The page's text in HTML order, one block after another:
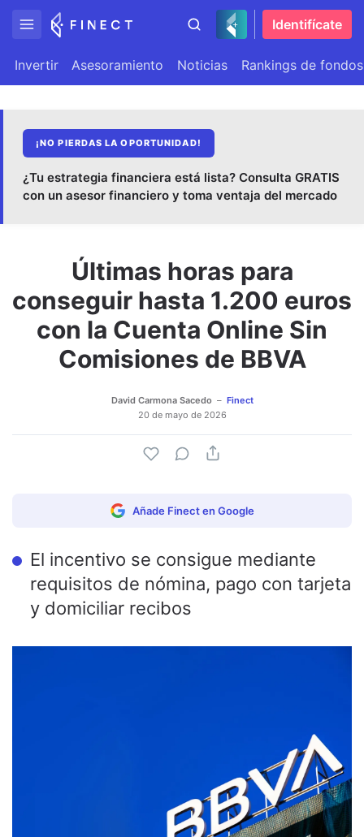
Identifícate
Invertir Asesoramiento Noticias Rankings de fondos
¡NO PIERDAS LA OPORTUNIDAD!
¿Tu estrategia financiera está lista? Consulta GRATIS
con un asesor financiero y toma ventaja del mercado
Últimas horas para
conseguir hasta 1.200 euros
con la Cuenta Online Sin
Comisiones de BBVA
David Carmona Sacedo
Finect
20 de mayo de 2026
Añade Finect en Google
El incentivo se consigue mediante
requisitos de nómina, pago con tarjeta
y domiciliar recibos